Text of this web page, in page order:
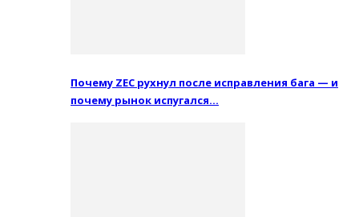
Почему ZEC рухнул после исправления бага — и
почему рынок испугался…